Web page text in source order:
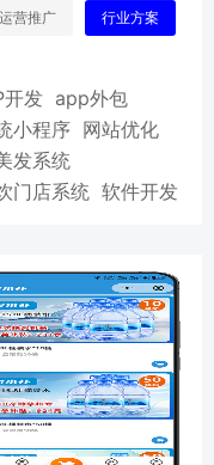
运营推广 行业方案
开发 app外包
小程序 网站优化
发系统
门店系统 软件开发